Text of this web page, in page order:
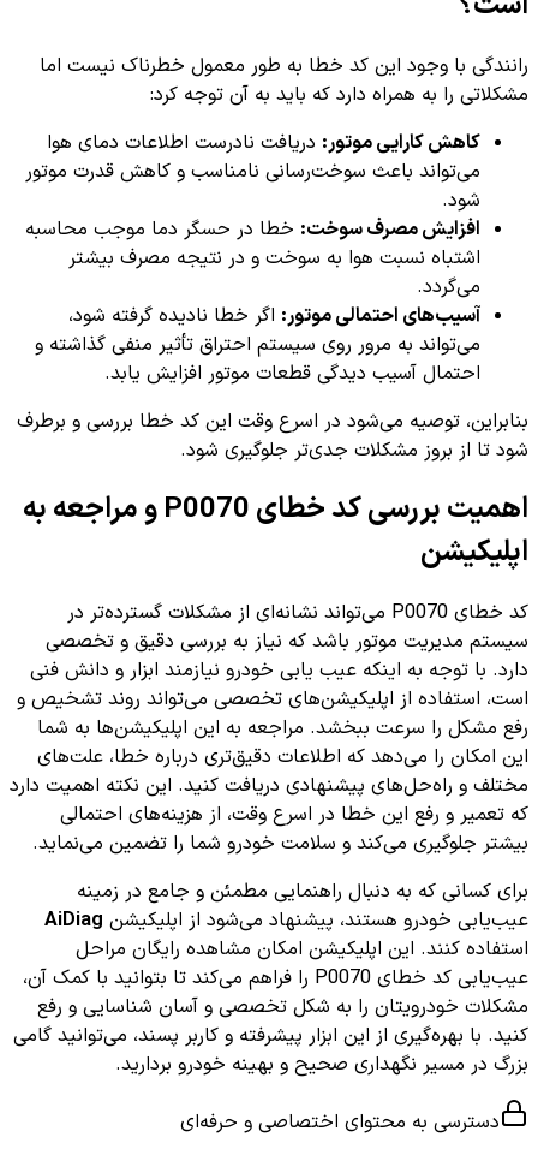
رانندگی با وجود این کد خطا به طور معمول خطرناک نیست اما
مشکلاتی را به همراه دارد که باید به آن توجه کرد:
کاهش کارایی موتور: دریافت نادرست اطلاعات دمای هوا
می‌تواند باعث سوخت‌رسانی نامناسب و کاهش قدرت موتور
شود.
افزایش مصرف سوخت: خطا در حسگر دما موجب محاسبه
اشتباه نسبت هوا به سوخت و در نتیجه مصرف بیشتر
می‌گردد.
آسیب‌های احتمالی موتور: اگر خطا نادیده گرفته شود،
می‌تواند به مرور روی سیستم احتراق تأثیر منفی گذاشته و
احتمال آسیب دیدگی قطعات موتور افزایش یابد.
بنابراین، توصیه می‌شود در اسرع وقت این کد خطا بررسی و برطرف
شود تا از بروز مشکلات جدی‌تر جلوگیری شود.
اهمیت بررسی کد خطای P0070 و مراجعه به
اپلیکیشن
کد خطای P0070 می‌تواند نشانه‌ای از مشکلات گسترده‌تر در
سیستم مدیریت موتور باشد که نیاز به بررسی دقیق و تخصصی
دارد. با توجه به اینکه عیب یابی خودرو نیازمند ابزار و دانش فنی
است، استفاده از اپلیکیشن‌های تخصصی می‌تواند روند تشخیص و
رفع مشکل را سرعت ببخشد. مراجعه به این اپلیکیشن‌ها به شما
این امکان را می‌دهد که اطلاعات دقیق‌تری درباره خطا، علت‌های
مختلف و راه‌حل‌های پیشنهادی دریافت کنید. این نکته اهمیت دارد
که تعمیر و رفع این خطا در اسرع وقت، از هزینه‌های احتمالی
بیشتر جلوگیری می‌کند و سلامت خودرو شما را تضمین می‌نماید.
برای کسانی که به دنبال راهنمایی مطمئن و جامع در زمینه
عیب‌یابی خودرو هستند، پیشنهاد می‌شود از اپلیکیشن AiDiag
استفاده کنند. این اپلیکیشن امکان مشاهده رایگان مراحل
عیب‌یابی کد خطای P0070 را فراهم می‌کند تا بتوانید با کمک آن،
مشکلات خودرویتان را به شکل تخصصی و آسان شناسایی و رفع
کنید. با بهره‌گیری از این ابزار پیشرفته و کاربر پسند، می‌توانید گامی
بزرگ در مسیر نگهداری صحیح و بهینه خودرو بردارید.
دسترسی به محتوای اختصاصی و حرفه‌ای